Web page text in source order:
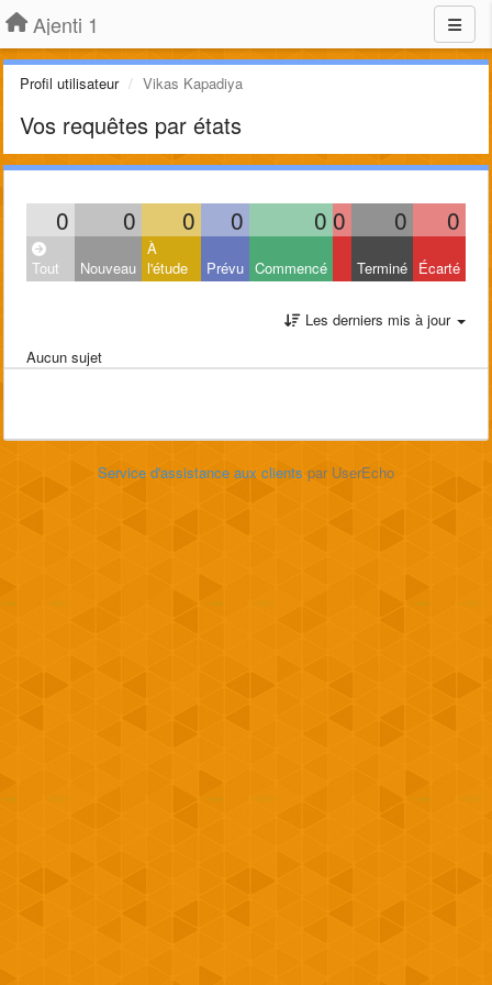
Ajenti 1
Profil utilisateur Vikas Kapadiya
Vos requêtes par états
0 0 0 0 0 0 0 0
Tout Nouveau
À
l'étude
Prévu Commencé Terminé Écarté
Les derniers mis à jour
Aucun sujet
Service d'assistance aux clients par UserEcho